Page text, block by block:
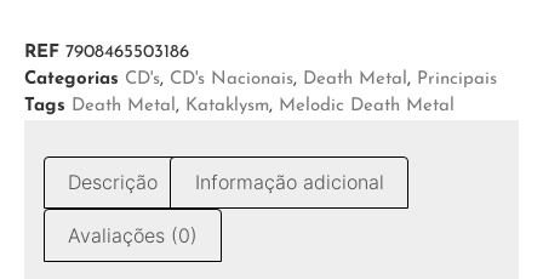
REF 7908465503186
Categorias CD's, CD's Nacionais, Death Metal , Principais
Tags Death Metal , Kataklysm, Melodic Death Metal
Descrição Informação adicional
Avaliações (0)